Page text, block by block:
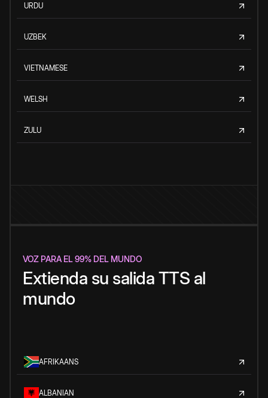
URDU
UZBEK
VIETNAMESE
WELSH
ZULU
VOZ PARA EL 99% DEL MUNDO
Extienda su salida TTS al
mundo
AFRIKAANS
ALBANIAN